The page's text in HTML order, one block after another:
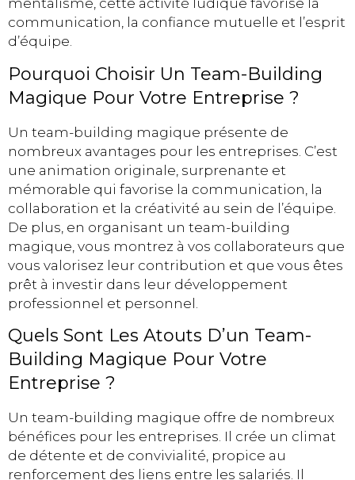
mentalisme, cette activité ludique favorise la
communication, la confiance mutuelle et l’esprit
d’équipe.
Pourquoi Choisir Un Team-Building
Magique Pour Votre Entreprise ?
Un team-building magique présente de
nombreux avantages pour les entreprises. C’est
une animation originale, surprenante et
mémorable qui favorise la communication, la
collaboration et la créativité au sein de l’équipe.
De plus, en organisant un team-building
magique, vous montrez à vos collaborateurs que
vous valorisez leur contribution et que vous êtes
prêt à investir dans leur développement
professionnel et personnel.
Quels Sont Les Atouts D’un Team-
Building Magique Pour Votre
Entreprise ?
Un team-building magique offre de nombreux
bénéfices pour les entreprises. Il crée un climat
de détente et de convivialité, propice au
renforcement des liens entre les salariés. Il